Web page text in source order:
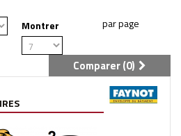
Montrer
Comparer (0)